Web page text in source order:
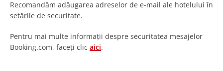
Recomandăm adăugarea adreselor de e-mail ale hotelului în
setările de securitate.
Pentru mai multe informații despre securitatea mesajelor
Booking.com, faceți clic aici.